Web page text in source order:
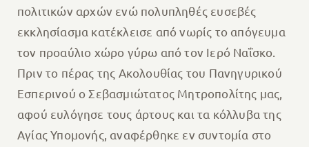
πολιτικών αρχών ενώ πολυπληθές ευσεβές
εκκλησίασμα κατέκλεισε από νωρίς το απόγευμα
τον προαύλιο χώρο γύρω από τον Ιερό Ναΐσκο.
Πριν το πέρας της Ακολουθίας του Πανηγυρικού
Εσπερινού ο Σεβασμιώτατος Μητροπολίτης μας,
αφού ευλόγησε τους άρτους και τα κόλλυβα της
Αγίας Υπομονής, αναφέρθηκε εν συντομία στο